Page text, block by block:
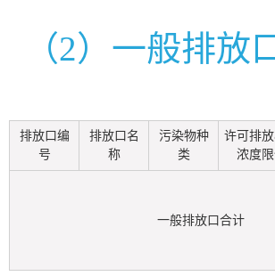
（2）一般排放
排放口编
号
排放口名
称
污染物种
类
许可排
浓度
一般排放口合计